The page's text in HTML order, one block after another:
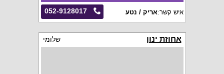
052-9128017 איש קשר:אריק / נטע
אחוזת ינון שלומי